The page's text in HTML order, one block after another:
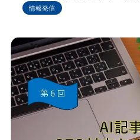
情報発信